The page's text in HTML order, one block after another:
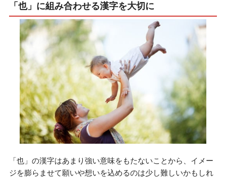
「也」に組み合わせる漢字を大切に
「也」の漢字はあまり強い意味をもたないことから、イメー
ジを膨らませて願いや想いを込めるのは少し難しいかもしれ